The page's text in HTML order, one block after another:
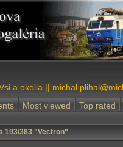
a okolia ||
Most viewed Top rated
193/383 "Vectron"